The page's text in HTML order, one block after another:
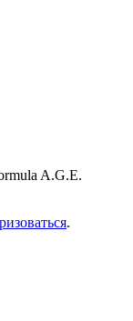
A.G.E.
.